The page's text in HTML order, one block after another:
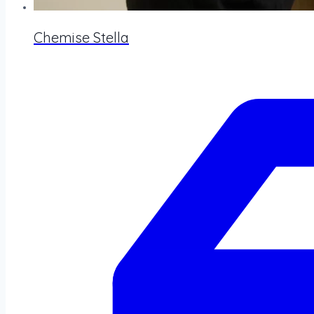
Chemise Stella